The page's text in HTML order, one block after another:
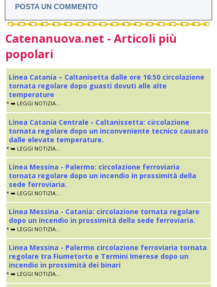
POSTA UN COMMENTO
Catenanuova.net - Articoli più
popolari
Linea Catania – Caltanisetta dalle ore 16:50 circolazione
tornata regolare dopo guasti dovuti alle alte
temperature
* ➡️ LEGGI NOTIZIA...
Linea Catania Centrale - Caltanissetta: circolazione
tornata regolare dopo un inconveniente tecnico causato
dalle elevate temperature.
* ➡️ LEGGI NOTIZIA...
Linea Messina - Palermo: circolazione ferroviaria
tornata regolare dopo un incendio in prossimità della
sede ferroviaria.
* ➡️ LEGGI NOTIZIA...
Linea Messina - Catania: circolazione tornata regolare
dopo un incendio in prossimità della sede ferroviaria.
* ➡️ LEGGI NOTIZIA...
Linea Messina - Palermo circolazione ferroviaria tornata
regolare tra Fiumetorto e Termini Imerese dopo un
incendio in prossimità dei binari
* ➡️ LEGGI NOTIZIA...